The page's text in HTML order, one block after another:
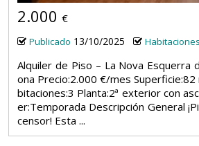
2.000 €
Publicado 13/10/2025 Habitaciones
Alquiler de Piso – La Nova Esquerra
ona Precio:2.000 €/mes Superficie:82
bitaciones:3 Planta:2ª exterior con
er:Temporada Descripción General
censor! Esta ...